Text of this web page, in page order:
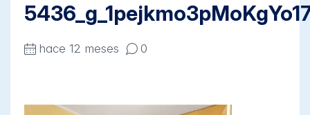
hace 12 meses 0